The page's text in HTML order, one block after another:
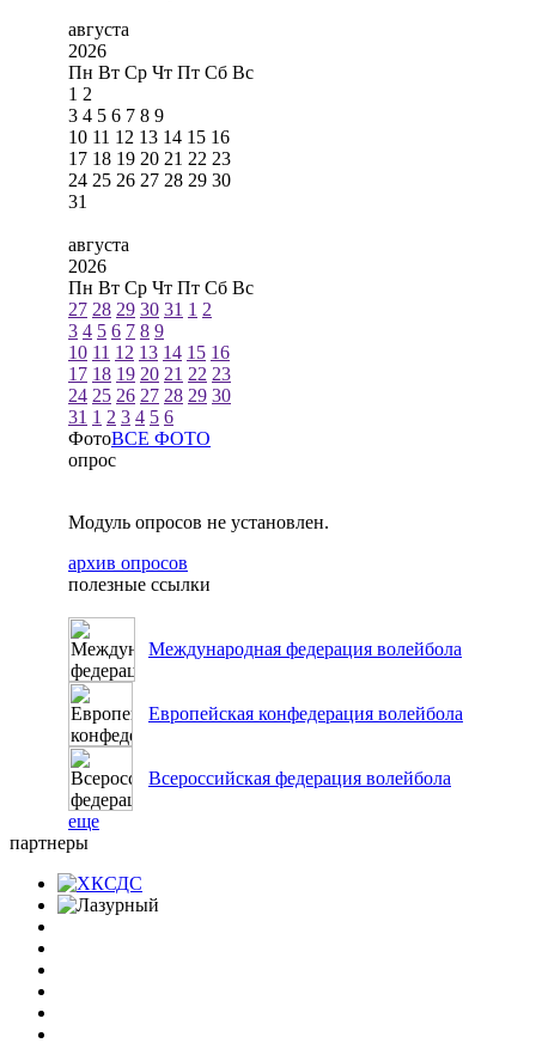
августа
2026
Пн Вт Ср Чт Пт Сб Вс
1 2
3 4 5 6 7 8 9
10 11 12 13 14 15 16
17 18 19 20 21 22 23
24 25 26 27 28 29 30
31
августа
2026
Пн Вт Ср Чт Пт Сб Вс
27 28 29 30 31 1 2
3 4 5 6 7 8 9
10 11 12 13 14 15 16
17 18 19 20 21 22 23
24 25 26 27 28 29 30
31 1 2 3 4 5 6
ФотоВСЕ ФОТО
опрос
Модуль опросов не установлен.
архив опросов
полезные ссылки
Международная федерация волейбола
Европейская конфедерация волейбола
Всероссийская федерация волейбола
еще
партнеры